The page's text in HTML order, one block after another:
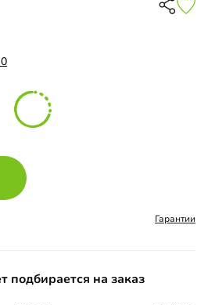
Гарантии
подбирается на заказ